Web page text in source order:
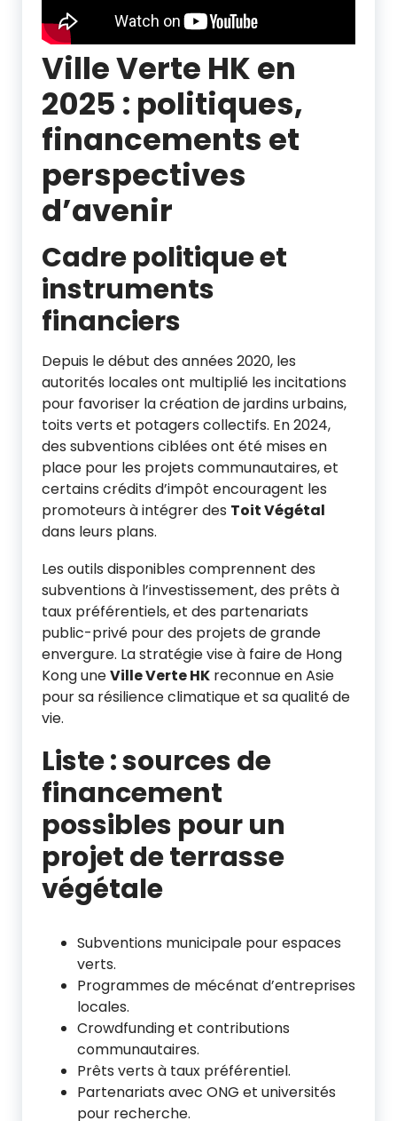
Ville Verte HK en
2025 : politiques,
financements et
perspectives
d’avenir
Cadre politique et
instruments
financiers
Depuis le début des années 2020, les
autorités locales ont multiplié les incitations
pour favoriser la création de jardins urbains,
toits verts et potagers collectifs. En 2024,
des subventions ciblées ont été mises en
place pour les projets communautaires, et
certains crédits d’impôt encouragent les
promoteurs à intégrer des Toit Végétal
dans leurs plans.
Les outils disponibles comprennent des
subventions à l’investissement, des prêts à
taux préférentiels, et des partenariats
public-privé pour des projets de grande
envergure. La stratégie vise à faire de Hong
Kong uneVille Verte HK reconnue en Asie
pour sa résilience climatique et sa qualité de
vie.
Liste : sources de
financement
possibles pour un
projet de terrasse
végétale
Subventions municipale pour espaces
verts.
Programmes de mécénat d’entreprises
locales.
Crowdfunding et contributions
communautaires.
Prêts verts à taux préférentiel.
Partenariats avec ONG et universités
pour recherche.